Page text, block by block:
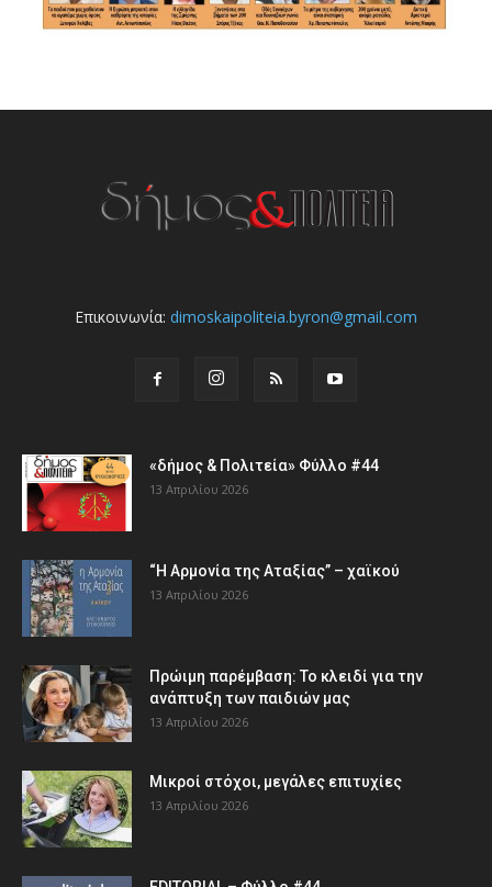
Επικοινωνία: dimoskaipoliteia.byron@gmail.com
«δήμος & Πολιτεία» Φύλλο #44
13 Απριλίου 2026
“Η Αρμονία της Αταξίας” – χαϊκού
13 Απριλίου 2026
Πρώιμη παρέμβαση: Το κλειδί για την
ανάπτυξη των παιδιών µας
13 Απριλίου 2026
Μικροί στόχοι, μεγάλες επιτυχίες
13 Απριλίου 2026